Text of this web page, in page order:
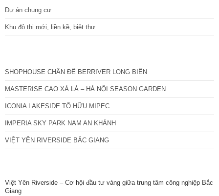
Dự án chung cư
Khu đô thị mới, liền kề, biệt thự
SHOPHOUSE CHÂN ĐẾ BERRIVER LONG BIÊN
MASTERISE CAO XÀ LÁ – HÀ NỘI SEASON GARDEN
ICONIA LAKESIDE TỐ HỮU MIPEC
IMPERIA SKY PARK NAM AN KHÁNH
VIỆT YÊN RIVERSIDE BẮC GIANG
Việt Yên Riverside – Cơ hội đầu tư vàng giữa trung tâm công nghiệp Bắc
Giang